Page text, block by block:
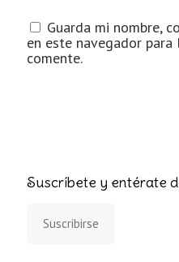
Guarda mi nombre,
en este navegador
comente.
Suscríbete y entérate
Suscribirse